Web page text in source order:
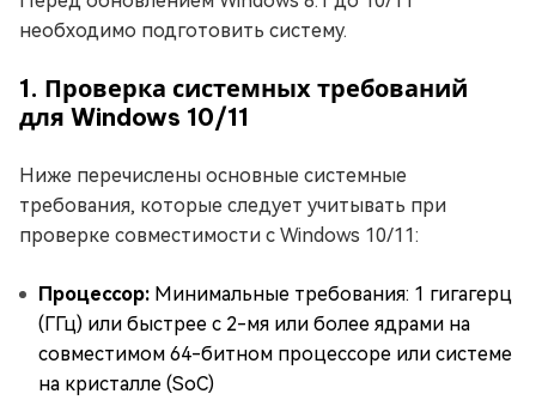
необходимо подготовить систему.
1. Проверка системных требований
для Windows 10/11
Ниже перечислены основные системные
требования, которые следует учитывать при
проверке совместимости с Windows 10/11:
Процессор: Минимальные требования: 1 гигагерц
(ГГц) или быстрее с 2-мя или более ядрами на
совместимом 64-битном процессоре или системе
на кристалле (SoC)